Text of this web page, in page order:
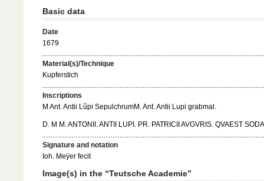
Basic data
Date
1679
Material(s)/Technique
Kupferstich
Inscriptions
M Ant. Antii Lũpi SepulchrumM. Ant. Antii Lupi grabmal.
D. M M. ANTONII. ANTII LUPI. PR. PATRICII AVGVRIS. QVAEST
Signature and notation
Ioh. Meÿer fecit
Image(s) in the “Teutsche Academie”